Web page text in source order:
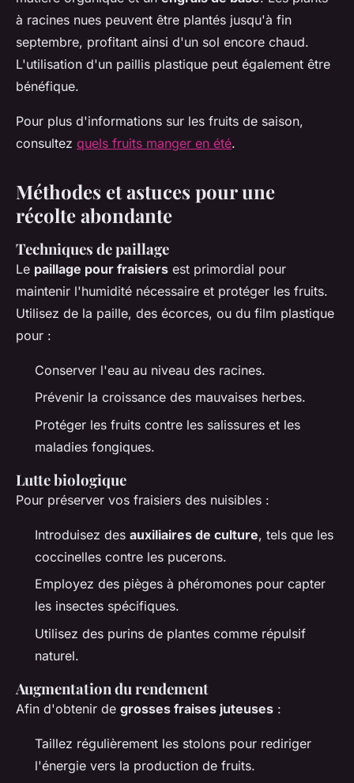
à racines nues peuvent être plantés jusqu'à fin
septembre, profitant ainsi d'un sol encore chaud.
L'utilisation d'un paillis plastique peut également être
bénéfique.
Pour plus d'informations sur les fruits de saison,
consultez quels fruits manger en été.
Méthodes et astuces pour une
récolte abondante
Techniques de paillage
Le paillage pour fraisiers est primordial pour
maintenir l'humidité nécessaire et protéger les fruits.
Utilisez de la paille, des écorces, ou du film plastique
pour :
Conserver l'eau au niveau des racines.
Prévenir la croissance des mauvaises herbes.
Protéger les fruits contre les salissures et les
maladies fongiques.
Lutte biologique
Pour préserver vos fraisiers des nuisibles :
Introduisez des auxiliaires de culture, tels que les
coccinelles contre les pucerons.
Employez des pièges à phéromones pour capter
les insectes spécifiques.
Utilisez des purins de plantes comme répulsif
naturel.
Augmentation du rendement
Afin d'obtenir de grosses fraises juteuses :
Taillez régulièrement les stolons pour rediriger
l'énergie vers la production de fruits.